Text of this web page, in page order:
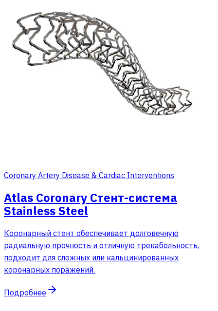
Coronary Artery Disease & Cardiac Interventions
Atlas Coronary Стент-система
Stainless Steel
Коронарный стент обеспечивает долговечную
радиальную прочность и отличную трекабельность,
подходит для сложных или кальцинированных
коронарных поражений.
Подробнее